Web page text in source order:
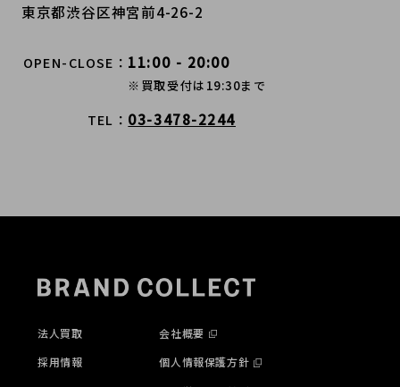
東京都渋谷区神宮前4-26-2
OPEN-CLOSE 11:00 - 20:00
※買取受付は19:30まで
TEL 03-3478-2244
法人買取
採用情報
会社概要
個人情報保護方針